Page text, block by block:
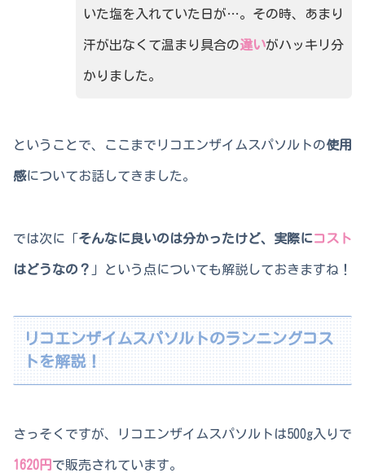
いた塩を入れていた日が…。その時、あまり
汗が出なくて温まり具合の違いがハッキリ分
かりました。
ということで、ここまでリコエンザイムスパソルトの使用
感についてお話してきました。
では次に「そんなに良いのは分かったけど、実際にコスト
はどうなの？ 」という点についても解説しておきますね！
リコエンザイムスパソルトのランニングコス
トを解説！
さっそくですが、リコエンザイムスパソルトは500g入りで
1620円 で販売されています。